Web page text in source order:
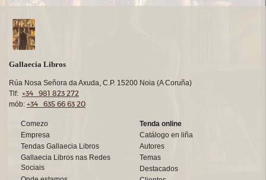
Gallaecia Libros
Rúa Nosa Señora da Axuda, C.P. 15200 Noia (A Coruña)
Tlf: +34 981 823 272
mób: +34 635 66 63 20
Comezo
Empresa
Tendas Gallaecia Libros
Gallaecia Libros nas Redes
Sociais
Tenda online
Catálogo en liña
Autores
Temas
Destacados